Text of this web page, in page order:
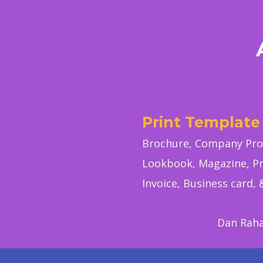
Print Template
Brochure, Company
Lookbook, Magazine,
Invoice, Business card,
Dan